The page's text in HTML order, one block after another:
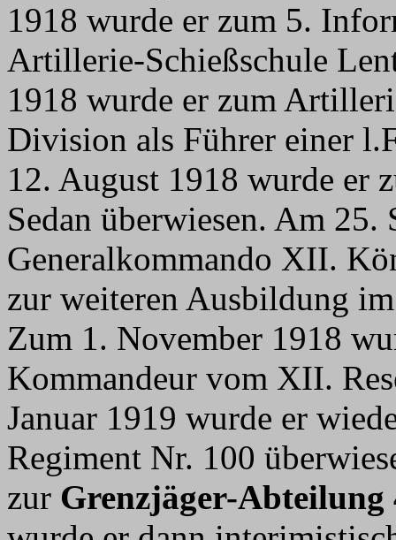
1918 wurde er zum 5.
Artillerie-Schießschule
1918 wurde er zum
Division als Führer einer
12. August 1918 wurde er
Sedan überwiesen. Am
Generalkommando XII.
zur weiteren Ausbildung
Zum 1. November 1918
Kommandeur vom XII.
Januar 1919 wurde er
Regiment Nr. 100
zur Grenzjäger-Abteilung